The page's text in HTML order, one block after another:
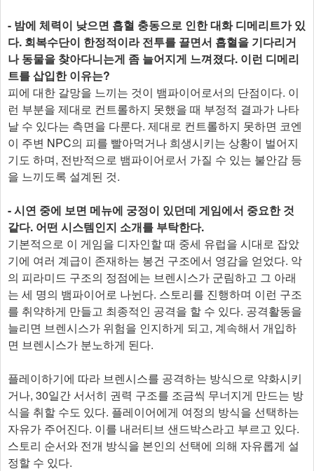
- 밤에 체력이 낮으면 흡혈 충동으로 인한 대화 디메리트가 있
다. 회복수단이 한정적이라 전투를 끌면서 흡혈을 기다리거
나 동물을 찾아다니는게 좀 늘어지게 느껴졌다. 이런 디메리
트를 삽입한 이유는?
피에 대한 갈망을 느끼는 것이 뱀파이어로서의 단점이다. 이
런 부분을 제대로 컨트롤하지 못했을 때 부정적 결과가 나타
날 수 있다는 측면을 다룬다. 제대로 컨트롤하지 못하면 코엔
이 주변 NPC의 피를 빨아먹거나 희생시키는 상황이 벌어지
기도 하며, 전반적으로 뱀파이어로서 가질 수 있는 불안감 등
을 느끼도록 설계된 것.
- 시연 중에 보면 메뉴에 궁정이 있던데 게임에서 중요한 것
같다. 어떤 시스템인지 소개를 부탁한다.
기본적으로 이 게임을 디자인할 때 중세 유럽을 시대로 잡았
기에 여러 계급이 존재하는 봉건 구조에서 영감을 얻었다. 악
의 피라미드 구조의 정점에는 브렌시스가 군림하고 그 아래
는 세 명의 뱀파이어로 나뉜다. 스토리를 진행하며 이런 구조
를 취약하게 만들고 최종적인 공격을 할 수 있다. 공격활동을
늘리면 브렌시스가 위험을 인지하게 되고, 계속해서 개입하
면 브렌시스가 분노하게 된다.
플레이하기에 따라 브렌시스를 공격하는 방식으로 약화시키
거나, 30일간 서서히 권력 구조를 조금씩 무너지게 만드는 방
식을 취할 수도 있다. 플레이어에게 여정의 방식을 선택하는
자유가 주어진다. 이를 내러티브 샌드박스라고 부르고 있다.
스토리 순서와 전개 방식을 본인의 선택에 의해 자유롭게 설
정할 수 있다.